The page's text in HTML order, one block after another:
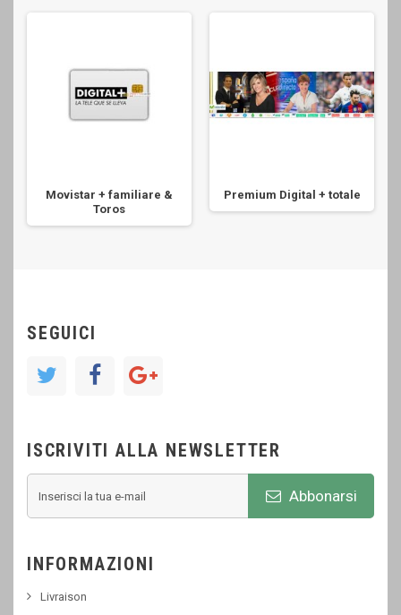
Movistar + familiare &
Toros
Premium Digital + totale
SEGUICI
ISCRIVITI ALLA NEWSLETTER
Abbonarsi
INFORMAZIONI
Livraison